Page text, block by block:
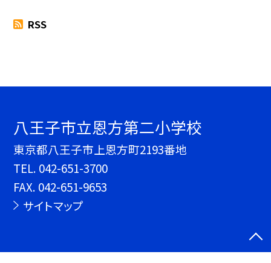
RSS
八王子市立恩方第二小学校
東京都八王子市上恩方町2193番地
TEL. 042-651-3700
FAX. 042-651-9653
サイトマップ